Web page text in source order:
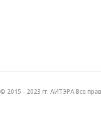
© 2015 - 2023 гг. АИТЭРА Все